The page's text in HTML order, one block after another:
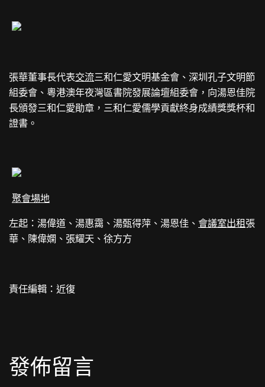
張華董事長代表交流三和仁愛文明基金會、深圳孔子文明節
組委會、粵港澳年夜灣區書院發展論壇組委會，向湯恩佳院
長頒發三和仁愛勛章，三和仁愛儒學貢獻終身成績獎獎杯和
證書。
聚會場地
左起：湯偉道、湯惠靄、湯甄得萍、湯恩佳、會議室出租 張
華、陳偉嫻、張耀天、徐方方
責任編輯：近復
發佈留言